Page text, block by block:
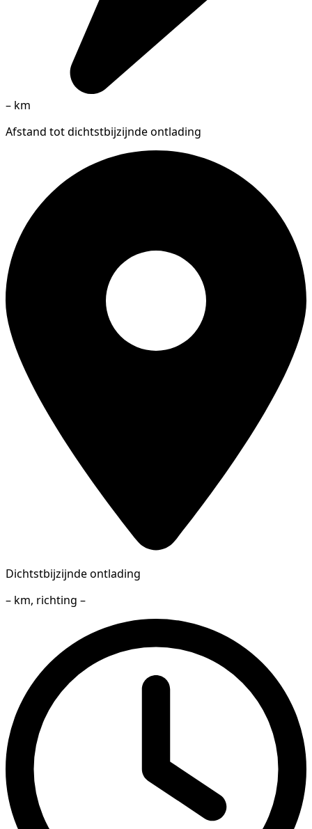
– km
Afstand tot dichtstbijzijnde ontlading
Dichtstbijzijnde ontlading
– km, richting –